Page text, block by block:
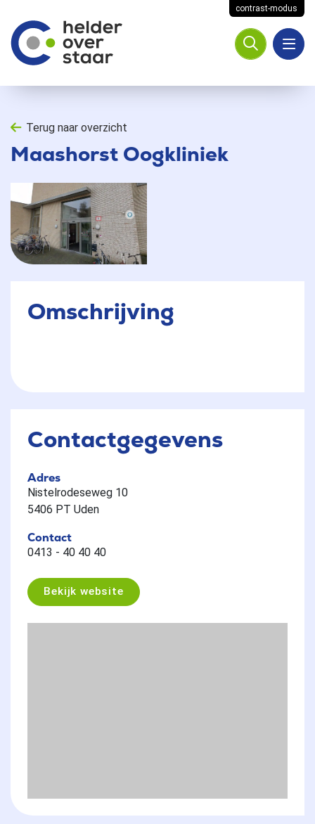
contrast-modus
Terug naar overzicht
Maashorst Oogkliniek
Omschrijving
Contactgegevens
Adres
Nistelrodeseweg 10
5406 PT Uden
Contact
0413 - 40 40 40
Bekijk website